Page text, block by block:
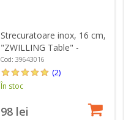
Strecuratoare inox, 16 cm,
"ZWILLING Table" -
Zwilling
Cod: 39643016
(2)
În stoc
98 lei